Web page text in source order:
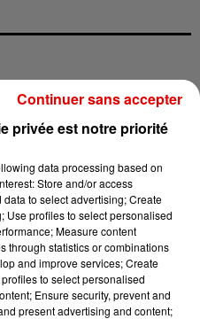
MARINE
Coeur Maladroit
privée est notre priorité
data processing based on
Store and/or access
to select advertising; Create
Use profiles to select personalised
Measure content
through statistics or combinations
and improve services; Create
to select personalised
Ensure security, prevent and
present advertising and content;
Continuer sans accepter